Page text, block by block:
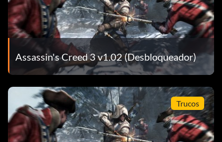
Assassin's Creed 3 v1.02 (Desbloqueador)
Trucos